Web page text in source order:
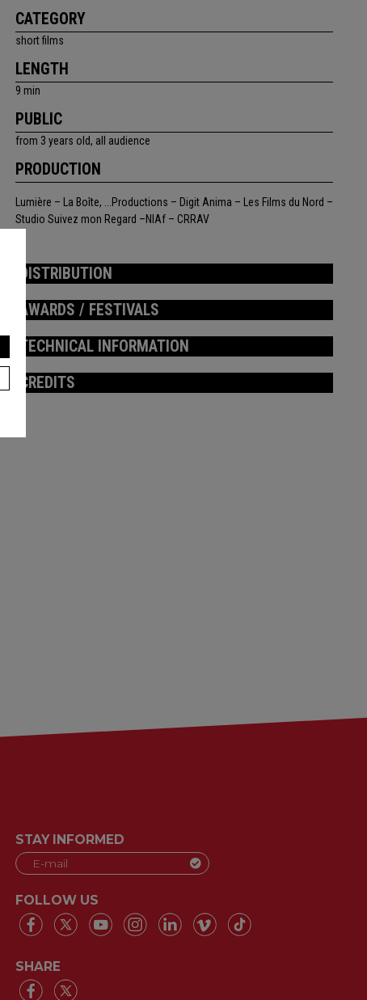
CATEGORY
short films
LENGTH
9 min
PUBLIC
from 3 years old, all audience
PRODUCTION
Lumière – La Boîte, ...Productions – Digit Anima – Les Films du Nord –
Studio Suivez mon Regard –NIAf – CRRAV
DISTRIBUTION
AWARDS / FESTIVALS
TECHNICAL INFORMATION
CREDITS
STAY INFORMED
FOLLOW US
SHARE